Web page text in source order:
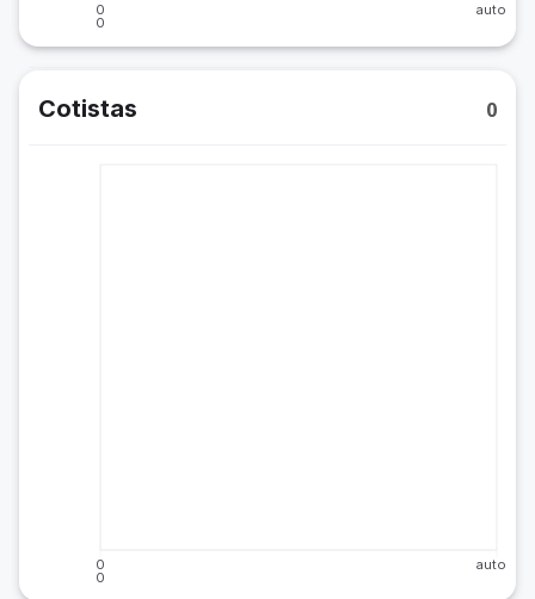
0
0
auto
Cotistas 0
0
0
auto